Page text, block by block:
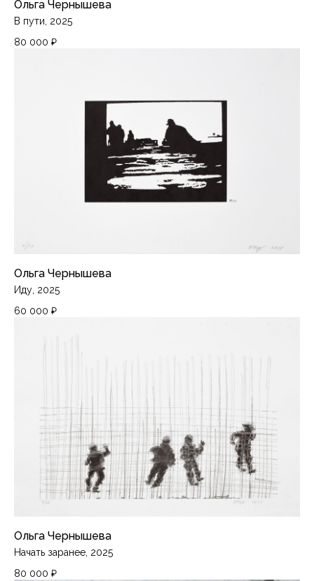
Ольга Чернышева
В пути, 2025
80 000 ₽
Ольга Чернышева
Иду, 2025
60 000 ₽
Ольга Чернышева
Начать заранее, 2025
80 000 ₽
Политика конфиденциальности
Instagram*
События
Москва, ЦТИ «Фабрика», Переведеновский
переулок, 18с2, 3 этаж
Кабинет печатного искусства
ЦСИ «Винзавод»,
4-й Сыромятнический переулок, 1/8с21, C1
*Продукты компании Meta, признанной
экстремистской на территории России
Подписаться на рассылку